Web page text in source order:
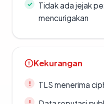
Tidak ada jejak
mencurigakan
Kekurangan
TLS menerima